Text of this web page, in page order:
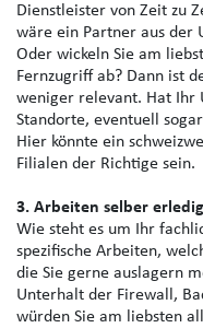
Dienstleister von Zeit zu
wäre ein Partner aus der
Oder wickeln Sie am
Fernzugriff ab? Dann ist
weniger relevant. Hat Ihr
Standorte, eventuell
Hier könnte ein
Filialen der Richtige sein.
3. Arbeiten selber
Wie steht es um Ihr
spezifische Arbeiten,
die Sie gerne auslagern
Unterhalt der Firewall,
würden Sie am liebsten